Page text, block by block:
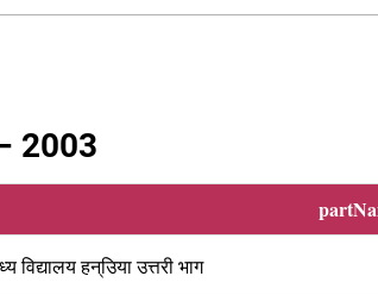
2003
विद्यालय हन्उिया उत्तरी भाग